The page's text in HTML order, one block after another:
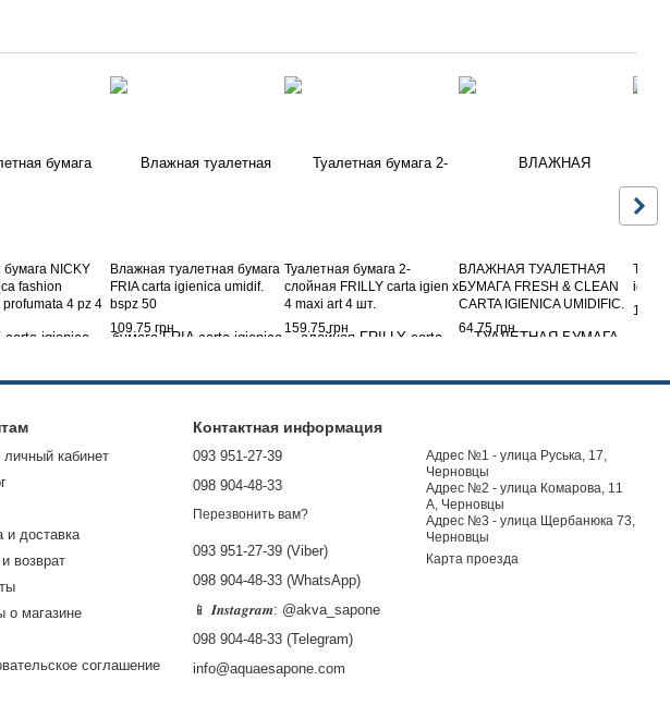
бумага NICKY
fashion
4 pz 4
Влажная туалетная бумага
FRIA carta igienica umidif.
bspz 50
109.75 грн
Туалетная бумага 2-
слойная FRILLY carta igien x
4 maxi art 4 шт.
159.75 грн
ВЛАЖНАЯ ТУАЛЕТНАЯ
БУМАГА FRESH & CLEAN
CARTA IGIENICA UMIDIFIC.
12 SALV
64.75 грн
igien
личный кабинет
и доставка
возврат
о магазине
соглашение
Контактная информация
093 951-27-39
098 904-48-33
Перезвонить вам?
093 951-27-39 (Viber)
098 904-48-33 (WhatsApp)
📱 𝑰𝒏𝒔𝒕𝒂𝒈𝒓𝒂𝒎: @akva_sapone
098 904-48-33 (Telegram)
info@aquaesapone.com
Адрес №1 - улица Руська, 17,
Черновцы
Адрес №2 - улица Комарова, 11
А, Черновцы
Адрес №3 - улица Щербанюка 73,
Черновцы
Карта проезда